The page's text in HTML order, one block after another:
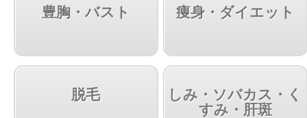
豊胸・バスト 痩身・ダイエット
脱毛
しみ・ソバカス・く
すみ・肝斑